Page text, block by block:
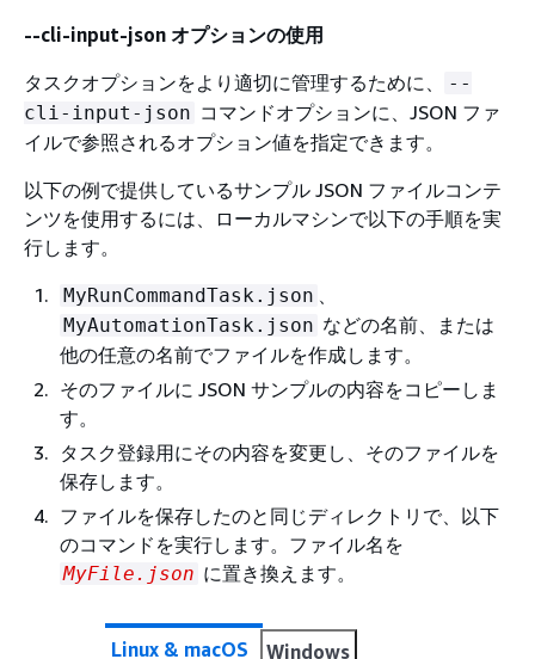
--cli-input-json オプションの使用
タスクオプションをより適切に管理するために、
--
cli-input-json コマンドオプションに、JSON ファ
イルで参照されるオプション値を指定できます。
以下の例で提供しているサンプル JSON ファイルコンテ
ンツを使用するには、ローカルマシンで以下の手順を実
行します。
MyRunCommandTask.json 、
MyAutomationTask.json などの名前、または
他の任意の名前でファイルを作成します。
そのファイルに JSON サンプルの内容をコピーしま
す。
タスク登録用にその内容を変更し、そのファイルを
保存します。
ファイルを保存したのと同じディレクトリで、以下
のコマンドを実行します。ファイル名を
MyFile.json に置き換えます。
Linux & macOS Windows